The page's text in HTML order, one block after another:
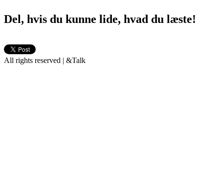
Del, hvis du kunne lide, hvad du læste!
All rights reserved | &Talk